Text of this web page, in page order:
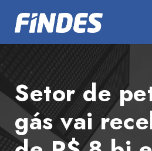
Setor de
gás vai